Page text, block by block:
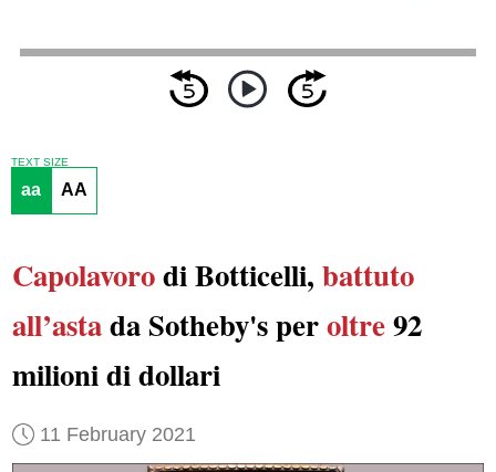
TEXT SIZE
aa AA
Capolavorodi Botticelli, battuto
all’astada Sotheby's peroltre92
milioni di dollari
11 February 2021